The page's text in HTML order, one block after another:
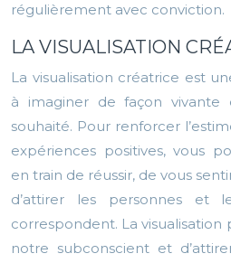
régulièrement avec conviction.
LA VISUALISATION
La visualisation créatrice est
à imaginer de façon
souhaité. Pour renforcer
expériences positives, vous
en train de réussir, de vous
d’attirer les personnes et
correspondent. La
notre subconscient et